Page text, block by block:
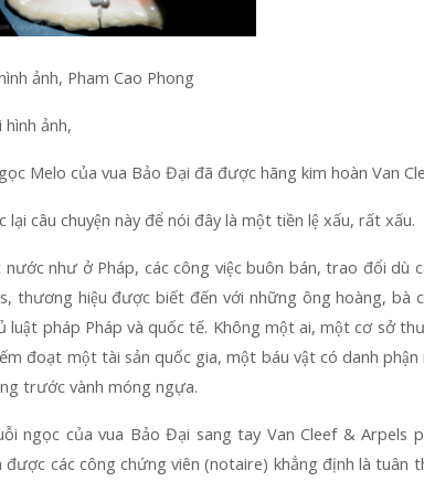
ảnh, Pham Cao Phong
hình ảnh,
Melo của vua Bảo Đại đã được hãng kim hoàn Van
lại câu chuyện này để nói đây là một tiền lệ xấu, rất xấu.
nước như ở Pháp, các công việc buôn bán, trao đổi dù
thương hiệu được biết đến với những ông hoàng, bà
luật pháp Pháp và quốc tế. Không một ai, một cơ sở
đoạt một tài sản quốc gia, một báu vật có danh
trước vành móng ngựa.
ngọc của vua Bảo Đại sang tay Van Cleef &
được các công chứng viên (notaire) khẳng định là tuân